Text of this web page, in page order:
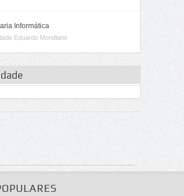
Informática
Eduardo Mondlane